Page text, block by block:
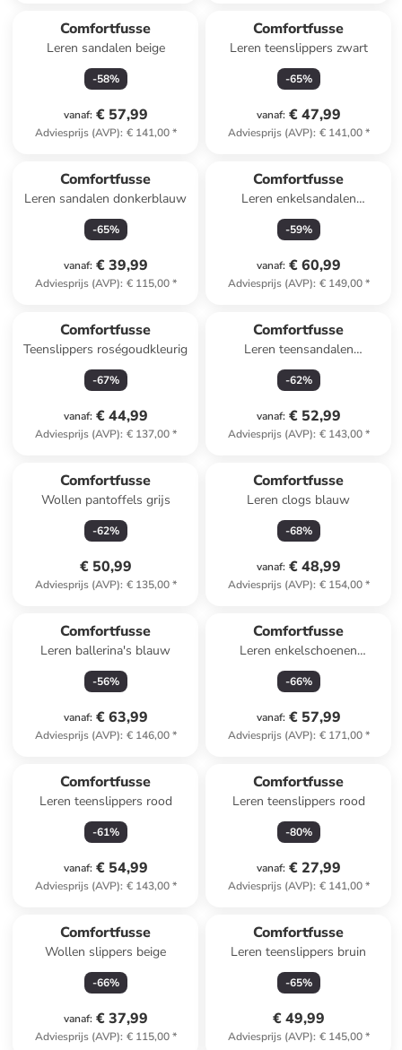
Comfortfusse
Leren sandalen beige
-58%
vanaf: € 57,99
Adviesprijs (AVP): € 141,00*
Comfortfusse
Leren teenslippers zwart
-65%
vanaf: € 47,99
Adviesprijs (AVP): € 141,00*
Comfortfusse
Leren sandalen donkerblauw
-65%
vanaf: € 39,99
Adviesprijs (AVP): € 115,00*
Comfortfusse
Leren enkelsandalen
zandkleurig
-59%
vanaf: € 60,99
Adviesprijs (AVP): € 149,00*
Comfortfusse
Teenslippers roségoudkleurig
-67%
vanaf: € 44,99
Adviesprijs (AVP): € 137,00*
Comfortfusse
Leren teensandalen
bruin/zwart
-62%
vanaf: € 52,99
Adviesprijs (AVP): € 143,00*
Comfortfusse
Wollen pantoffels grijs
-62%
€ 50,99
Adviesprijs (AVP): € 135,00*
Comfortfusse
Leren clogs blauw
-68%
vanaf: € 48,99
Adviesprijs (AVP): € 154,00*
Comfortfusse
Leren ballerina's blauw
-56%
vanaf: € 63,99
Adviesprijs (AVP): € 146,00*
Comfortfusse
Leren enkelschoenen
bordeaux
-66%
vanaf: € 57,99
Adviesprijs (AVP): € 171,00*
Comfortfusse
Leren teenslippers rood
-61%
vanaf: € 54,99
Adviesprijs (AVP): € 143,00*
Comfortfusse
Leren teenslippers rood
-80%
vanaf: € 27,99
Adviesprijs (AVP): € 141,00*
Comfortfusse
Wollen slippers beige
-66%
vanaf: € 37,99
Adviesprijs (AVP): € 115,00*
Comfortfusse
Leren teenslippers bruin
-65%
€ 49,99
Adviesprijs (AVP): € 145,00*